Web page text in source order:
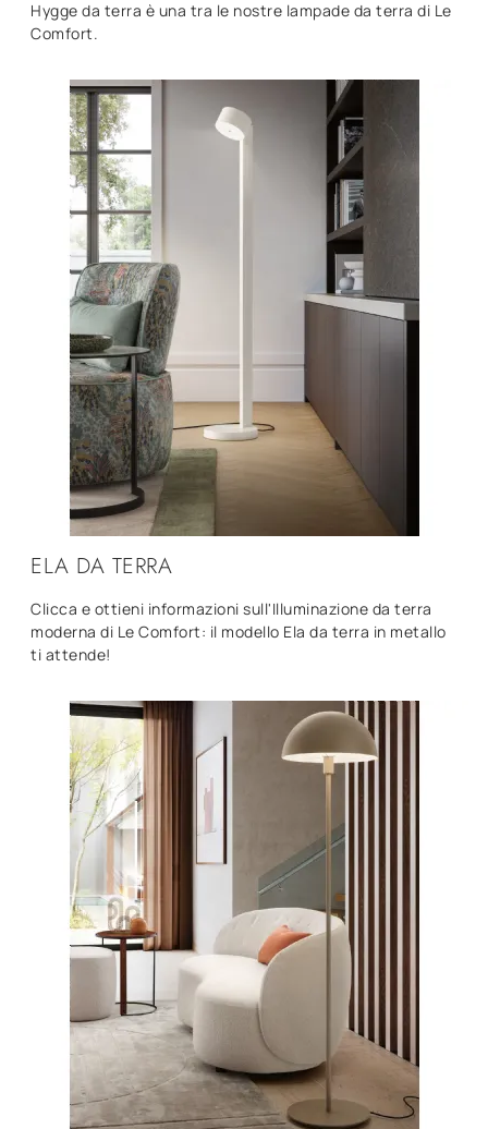
Hygge da terra è una tra le nostre lampade da terra di Le
Comfort.
ELA DA TERRA
Clicca e ottieni informazioni sull'Illuminazione da terra
moderna di Le Comfort: il modello Ela da terra in metallo
ti attende!